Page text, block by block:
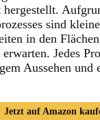
hergestellt.
sind
in den
erwarten. Jedes
Aussehen und
Jetzt auf Amazon